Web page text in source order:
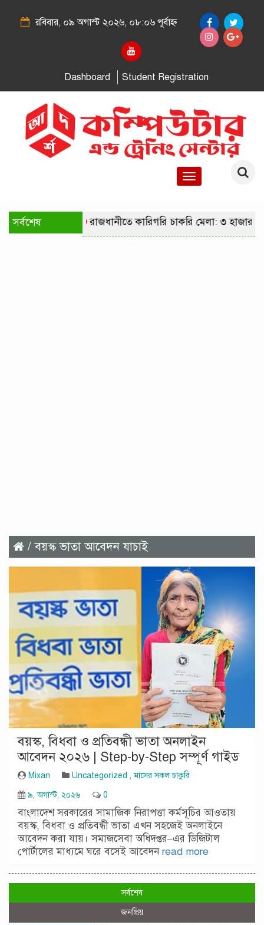
রবিবার, ০৯ অগাস্ট ২০২৬, ০৮:০৬ পূর্বাহ্ন
Dashboard Student Registration
Toggle
সর্বশেষ রাজধানীতে কারিগরি চাকরি মেলা: ৩ হাজার
/ বয়স্ক ভাতা আবেদন যাচাই
বয়স্ক, বিধবা ও প্রতিবন্ধী ভাতা অনলাইন
আবেদন ২০২৬ | Step-by-Step সম্পূর্ণ গাইড
Mixan Uncategorized ,মাসের সকল চাকুরি
৯, অগাস্ট, ২০২৬
0
বাংলাদেশ সরকারের সামাজিক নিরাপত্তা কর্মসূচির আওতায়
বয়স্ক, বিধবা ও প্রতিবন্ধী ভাতা এখন সহজেই অনলাইনে
আবেদন করা যায়। সমাজসেবা অধিদপ্তর–এর ডিজিটাল
পোর্টালের মাধ্যমে ঘরে বসেই আবেদনread more
সর্বশেষ
জনপ্রিয়